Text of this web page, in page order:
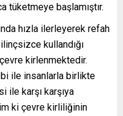
tüketmeye başlamıştır.
hızla ilerleyerek refah
kullandığı
kirlenmektedir.
ile insanlarla birlikte
ile karşı karşıya
ki çevre kirliliğinin